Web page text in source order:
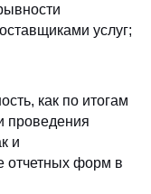
услуг;
как по итогам
проведения
и
отчетных форм в